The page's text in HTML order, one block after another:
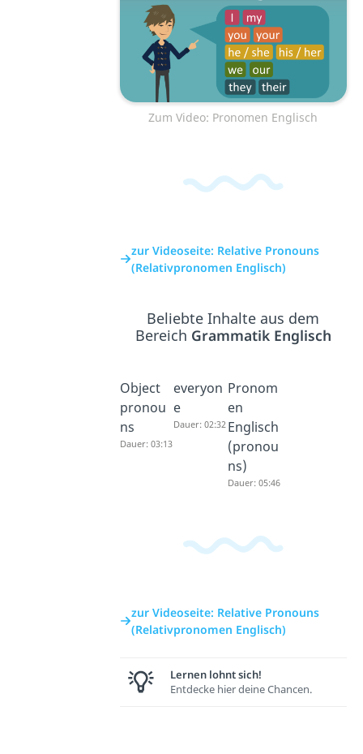
Zum Video: Pronomen Englisch
zur Videoseite: Relative Pronouns
(Relativpronomen Englisch)
Beliebte Inhalte aus dem
Bereich Grammatik Englisch
Object
pronou
ns
Dauer: 03:13
everyon
e
Dauer: 02:32
Pronom
en
Englisch
(pronou
ns)
Dauer: 05:46
zur Videoseite: Relative Pronouns
(Relativpronomen Englisch)
Lernen lohnt sich!
Entdecke hier deine Chancen.